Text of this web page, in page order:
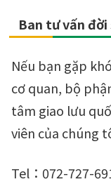
Ban tư vấn
Nếu bạn gặp
cơ quan, bộ
tâm giao lưu
viên của chúng
Tel：072-727-